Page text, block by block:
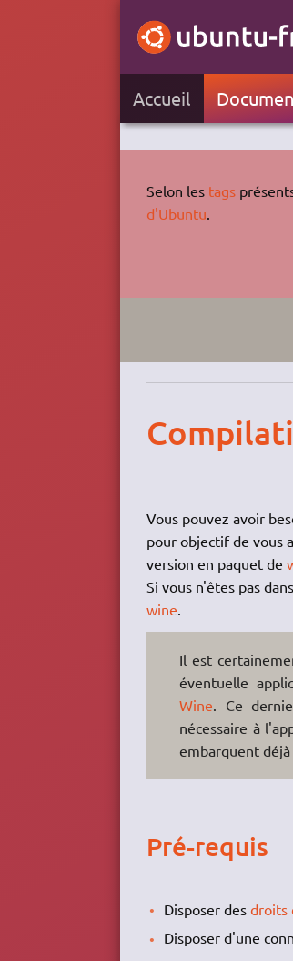
Accueil
Selon les tags
d'Ubuntu
Vous pouvez avoir
pour objectif de vous
version en paquet de
Si vous n'êtes pas
wine.
Il est
éventuelle
Wine . Ce
nécessaire à
embarquent déjà
Pré-requis
Disposer desdroits
Disposer d'une